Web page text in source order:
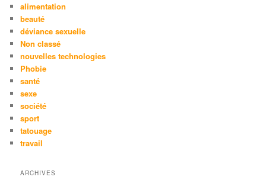
alimentation
beauté
déviance sexuelle
Non classé
nouvelles technologies
Phobie
santé
sexe
société
sport
tatouage
travail
ARCHIVES